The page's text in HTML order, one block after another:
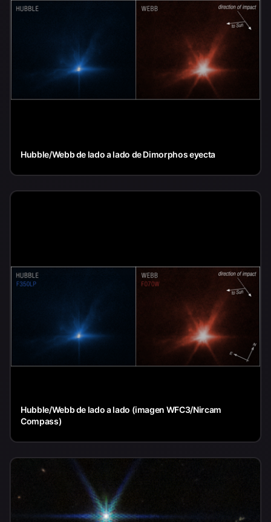
Hubble/Webb de lado a lado de Dimorphos eyecta
Hubble/Webb de lado a lado (imagen WFC3/Nircam
Compass)